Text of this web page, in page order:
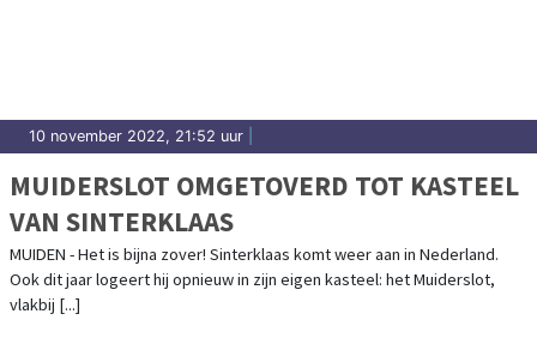
10 november 2022, 21:52 uur
MUIDERSLOT OMGETOVERD TOT KASTEEL
VAN SINTERKLAAS
MUIDEN - Het is bijna zover! Sinterklaas komt weer aan in Nederland.
Ook dit jaar logeert hij opnieuw in zijn eigen kasteel: het Muiderslot,
vlakbij [...]